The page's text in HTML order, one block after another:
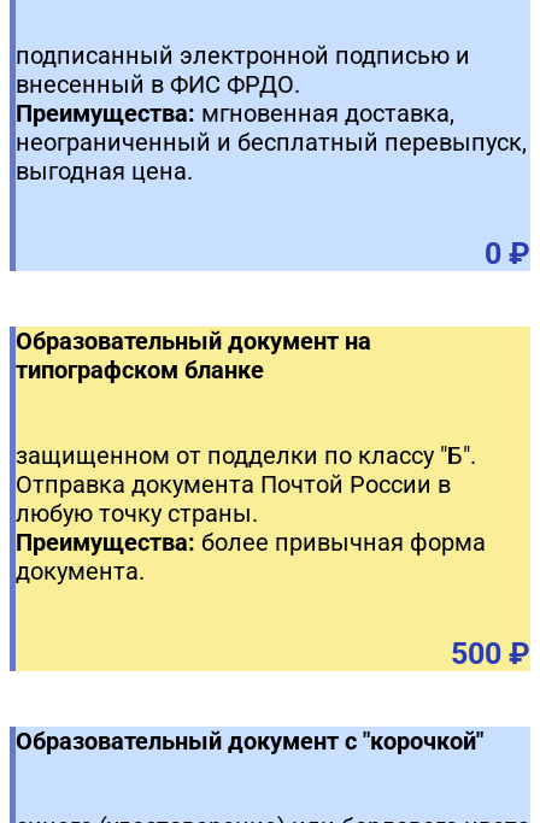
подписанный электронной подписью и
внесенный в ФИС ФРДО.
Преимущества: мгновенная доставка,
неограниченный и бесплатный перевыпуск,
выгодная цена.
0 ₽
Образовательный документ на
типографском бланке
защищенном от подделки по классу "Б".
Отправка документа Почтой России в
любую точку страны.
Преимущества: более привычная форма
документа.
500 ₽
Образовательный документ с "корочкой"